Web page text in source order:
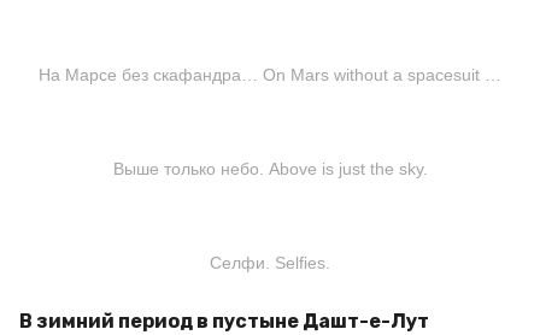
На Марсе без скафандра… On Mars without a spacesuit …
Выше только небо. Above is just the sky.
Селфи. Selfies.
В зимний период в пустыне Дашт-е-Лут